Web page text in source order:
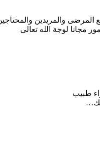
المرضى والمريدين
مجانا لوجة الله تعالى
طبيب